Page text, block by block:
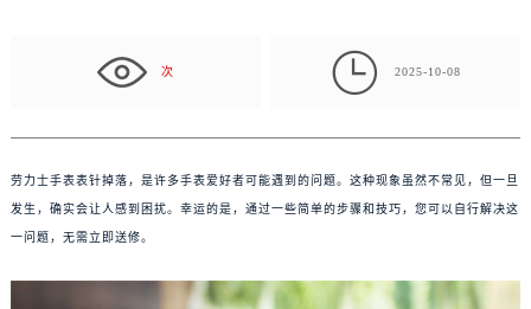
次  2025-10-08
劳力士手表表针掉落，是许多手表爱好者可能遇到的问题。这种现象虽然不常见，但一旦
发生，确实会让人感到困扰。幸运的是，通过一些简单的步骤和技巧，您可以自行解决这
一问题，无需立即送修。